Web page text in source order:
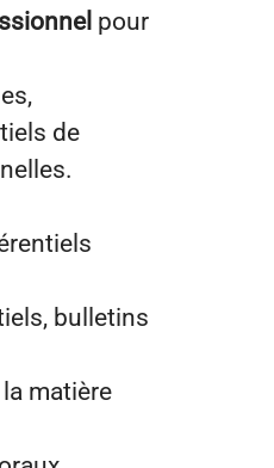
pour
de
bulletins
matière